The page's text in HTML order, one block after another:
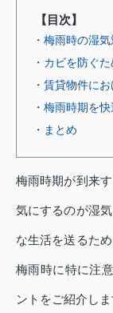
【目次】
・梅雨時の湿
・カビを防ぐ
・賃貸物件に
・梅雨時期を
・まとめ
梅雨時期が到来
気にするのが湿
な生活を送るた
梅雨時に特に注
ントをご紹介しま